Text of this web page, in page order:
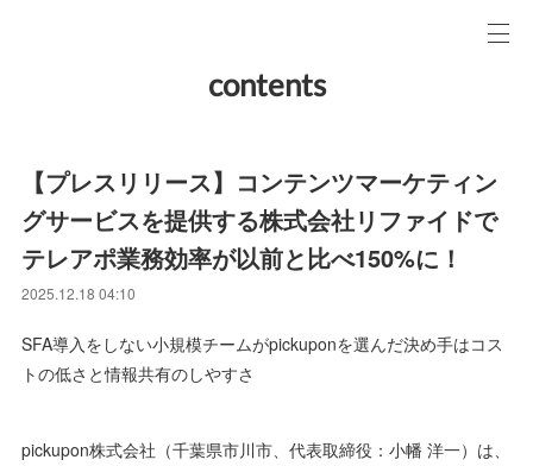
contents
【プレスリリース】コンテンツマーケティン
グサービスを提供する株式会社リファイドで
テレアポ業務効率が以前と比べ150%に！
2025.12.18 04:10
SFA導入をしない小規模チームがpickuponを選んだ決め手はコス
トの低さと情報共有のしやすさ
pickupon株式会社（千葉県市川市、代表取締役：小幡 洋一）は、